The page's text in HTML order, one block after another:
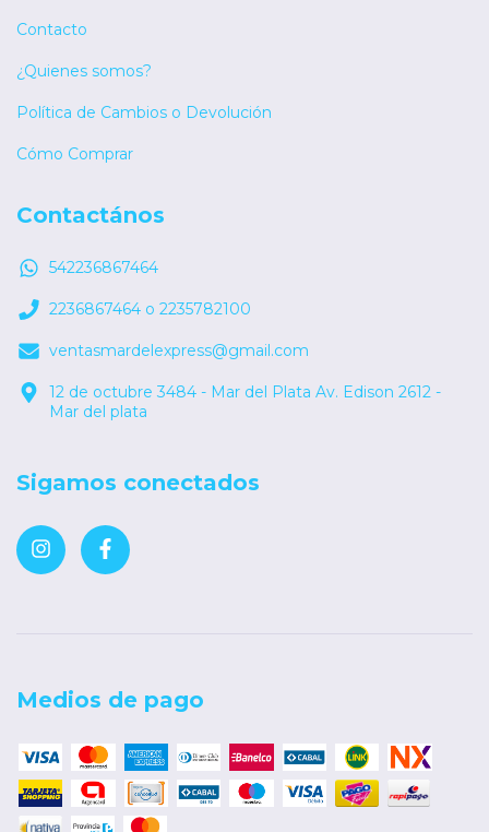
Contacto
¿Quienes somos?
Política de Cambios o Devolución
Cómo Comprar
Contactános
542236867464
2236867464 o 2235782100
ventasmardelexpress@gmail.com
12 de octubre 3484 - Mar del Plata Av. Edison 2612 -
Mar del plata
Sigamos conectados
Medios de pago